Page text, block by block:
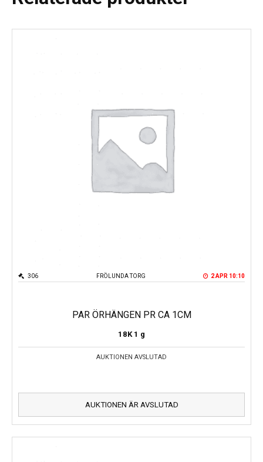
FRÖLUNDA TORG
306 2 APR 10:10
PAR ÖRHÄNGEN PR CA 1CM
18K 1 g
AUKTIONEN AVSLUTAD
AUKTIONEN ÄR AVSLUTAD